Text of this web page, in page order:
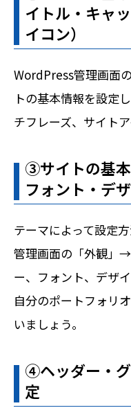
イトル・キャ
イコン）
WordPress管理画面
トの基本情報を設定
チフレーズ、サイト
③サイトの基
フォント・デ
テーマによって設定
管理画面の「外観」
ー、フォント、デザ
自分のポートフォリ
いましょう。
➃ヘッダー・
定